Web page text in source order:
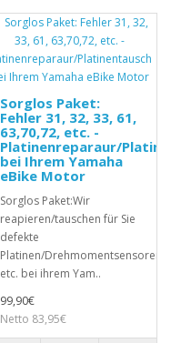
Sorglos Paket:
Fehler 31, 32, 33, 61,
63,70,72, etc. -
Platinenreparaur/
bei Ihrem Yamaha
eBike Motor
Sorglos Paket:Wir
reapieren/tauschen für Sie
defekte
Platinen/Drehmomentsensoren,
etc. bei ihrem Yam..
99,90€
Netto 83,95€